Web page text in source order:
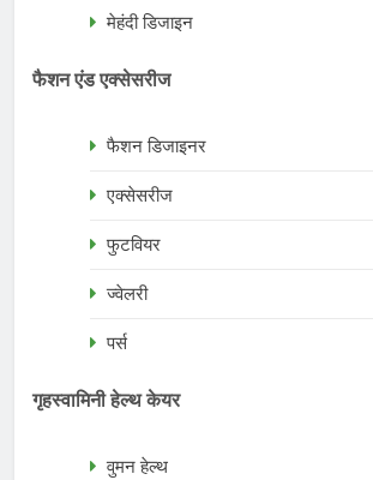
मेहंदी डिजाइन
फैशन एंड एक्सेसरीज
फैशन डिजाइनर
एक्सेसरीज
फुटवियर
ज्वेलरी
पर्स
गृहस्वामिनी हेल्थ केयर
वुमन हेल्थ